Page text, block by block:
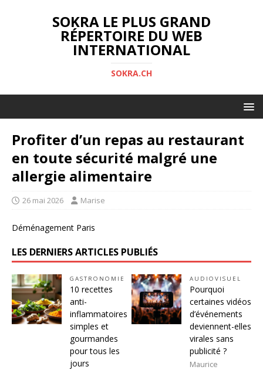
SOKRA LE PLUS GRAND
RÉPERTOIRE DU WEB
INTERNATIONAL
SOKRA.CH
Profiter d’un repas au restaurant
en toute sécurité malgré une
allergie alimentaire
26 mai 2026 Marise
Déménagement Paris
LES DERNIERS ARTICLES PUBLIÉS
GASTRONOMIE
10 recettes
anti-
inflammatoires
simples et
gourmandes
pour tous les
jours
AUDIOVISUEL
Pourquoi
certaines vidéos
d’événements
deviennent-elles
virales sans
publicité ?
Maurice